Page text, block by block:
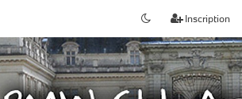
Inscription